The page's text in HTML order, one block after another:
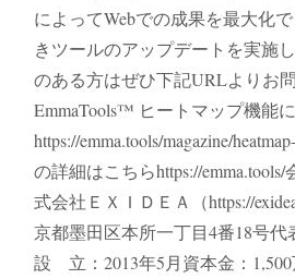
によってWebでの成果を最大化
きツールのアップデートを実施
のある方はぜひ下記URLよりお
EmmaTools™ ヒートマップ機能
https://emma.tools/magazine/
の詳細はこちらhttps://
式会社ＥＸＩＤＥＡ（https://
京都墨田区本所一丁目4番18号
設 立：2013年5月資本金：1,500